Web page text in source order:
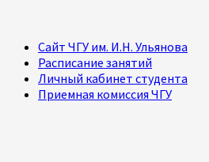
Сайт ЧГУ им. И.Н. Ульянова
Расписание занятий
Личный кабинет студента
Приемная комиссия ЧГУ